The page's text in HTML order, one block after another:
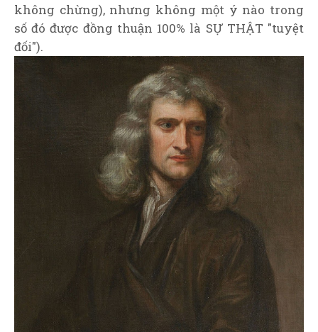
không chừng), nhưng không một ý nào trong
số đó được đồng thuận 100% là SỰ THẬT "tuyệt
đối").